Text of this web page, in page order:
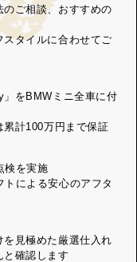
ご相談、おすすめの
タイルに合わせてご
をBMWミニ全車に付
累計100万円まで保証
検を実施
による安心のアフタ
見極めた厳選仕入れ
と確認します